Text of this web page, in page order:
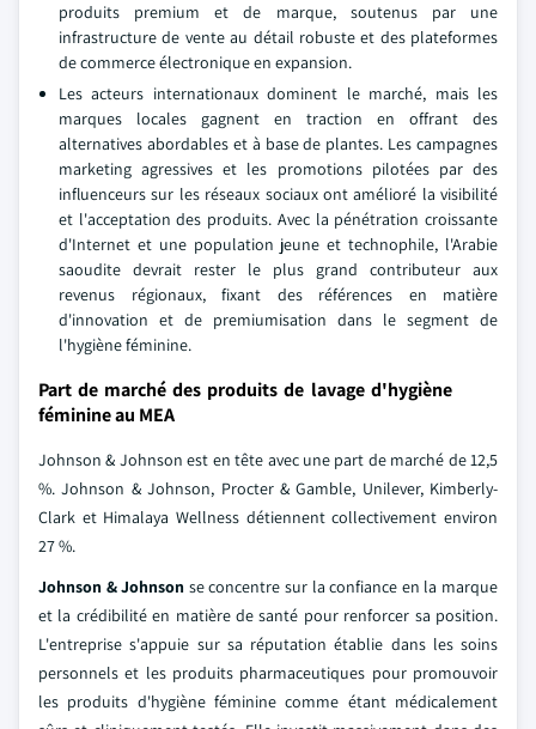
produits premium et de marque, soutenus par une
infrastructure de vente au détail robuste et des plateformes
de commerce électronique en expansion.
Les acteurs internationaux dominent le marché, mais les
marques locales gagnent en traction en offrant des
alternatives abordables et à base de plantes. Les campagnes
marketing agressives et les promotions pilotées par des
influenceurs sur les réseaux sociaux ont amélioré la visibilité
et l'acceptation des produits. Avec la pénétration croissante
d'Internet et une population jeune et technophile, l'Arabie
saoudite devrait rester le plus grand contributeur aux
revenus régionaux, fixant des références en matière
d'innovation et de premiumisation dans le segment de
l'hygiène féminine.
Part de marché des produits de lavage d'hygiène
féminine au MEA
Johnson & Johnson est en tête avec une part de marché de 12,5
%. Johnson & Johnson, Procter & Gamble, Unilever, Kimberly-
Clark et Himalaya Wellness détiennent collectivement environ
27 %.
Johnson & Johnson se concentre sur la confiance en la marque
et la crédibilité en matière de santé pour renforcer sa position.
L'entreprise s'appuie sur sa réputation établie dans les soins
personnels et les produits pharmaceutiques pour promouvoir
les produits d'hygiène féminine comme étant médicalement